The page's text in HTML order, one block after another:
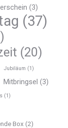
(3)
(37)
(20)
Jubiläum (1)
Mitbringsel (3)
(1)
Box (2)